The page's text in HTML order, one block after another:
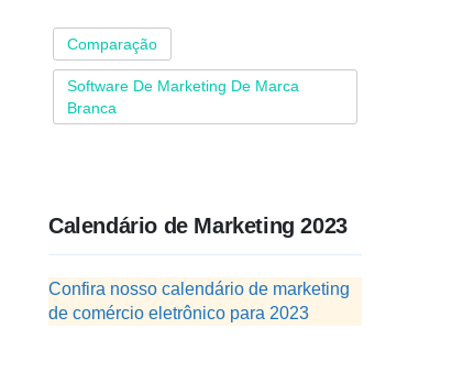
Comparação
Software De Marketing De Marca
Branca
Calendário de Marketing 2023
Confira nosso calendário de marketing
de comércio eletrônico para 2023